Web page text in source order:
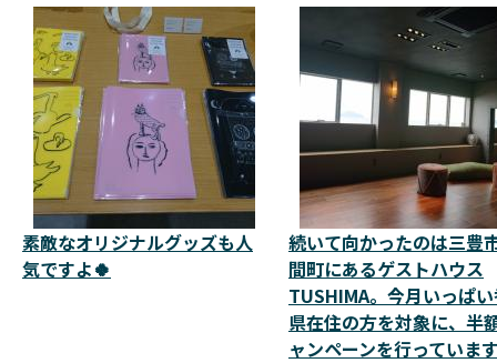
素敵なオリジナルグッズも人
気ですよ🍀
続いて向かったのは三豊
間町にあるゲストハウス
TUSHIMA。今月いっぱ
県在住の方を対象に、半
ャンペーンを行っていま